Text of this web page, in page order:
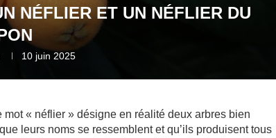
NÉFLIER ET UN NÉFLIER DU
10 juin 2025
« néflier » désigne en réalité deux arbres bien
leurs noms se ressemblent et qu’ils produisent tous